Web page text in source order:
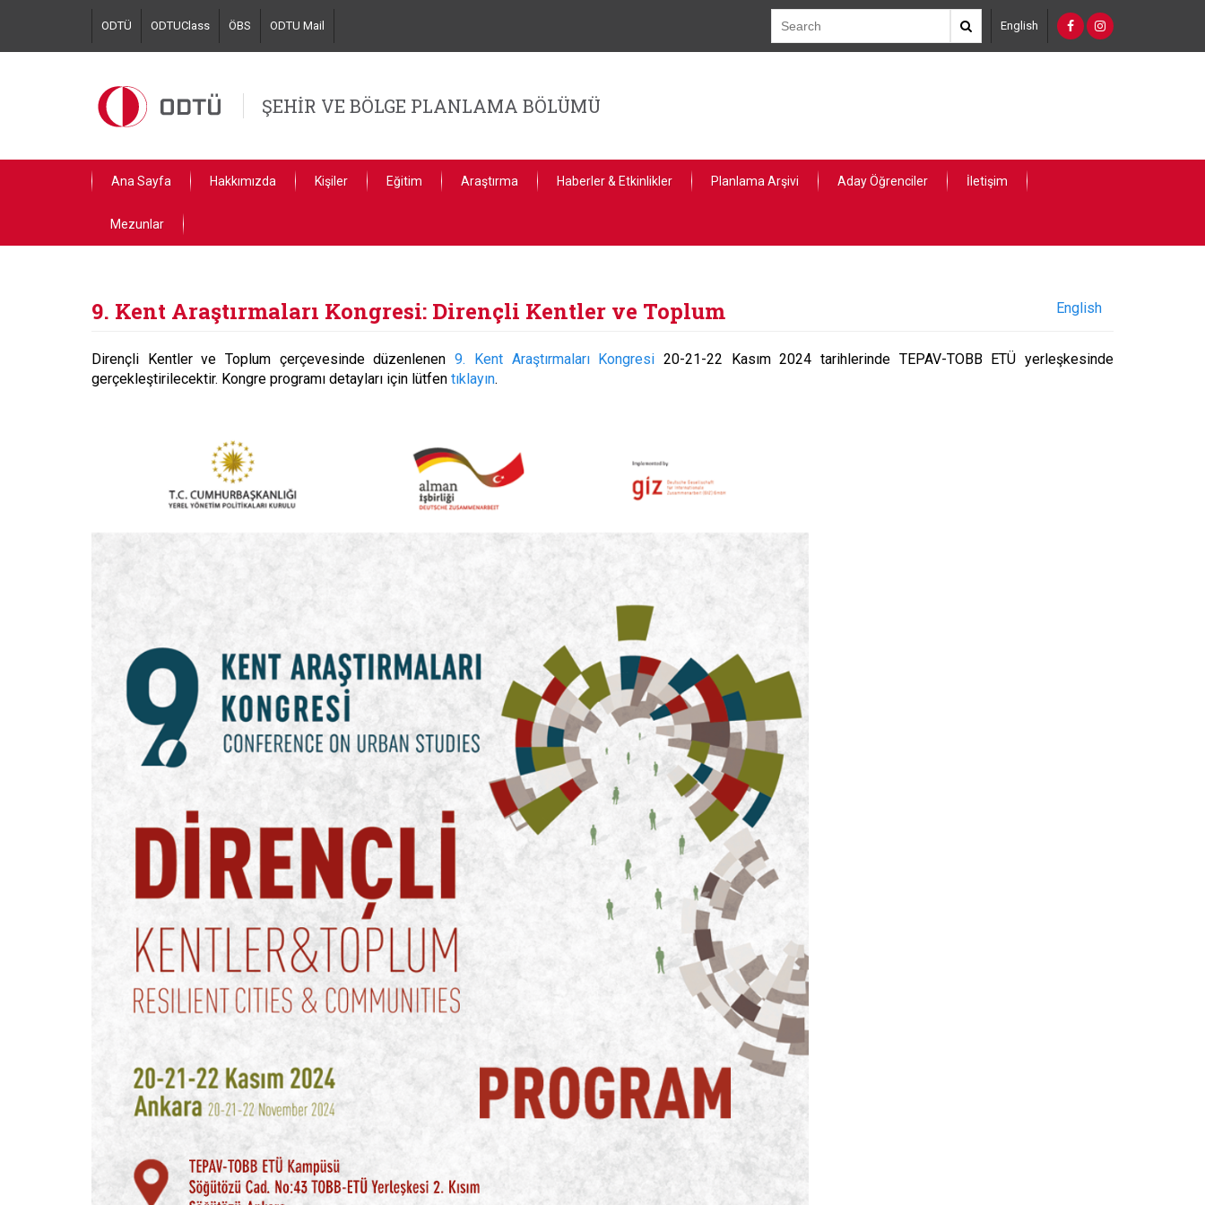
main
ODTÜ ODTUClass ÖBS ODTU Mail English
ŞEHİR VE BÖLGE PLANLAMA BÖLÜMÜ
Ana Sayfa Hakkımızda Kişiler Eğitim Araştırma Haberler & Etkinlikler Planlama Arşivi Aday Öğrenciler İletişim
Mezunlar
9. Kent Araştırmaları Kongresi: Dirençli Kentler ve Toplum English
Dirençli Kentler ve Toplum çerçevesinde düzenlenen9. Kent Araştırmaları Kongresi 20-21-22 Kasım 2024 tarihlerinde TEPAV-TOBB ETÜ yerleşkesinde
gerçekleştirilecektir. Kongre programı detayları için lütfen tıklayın.